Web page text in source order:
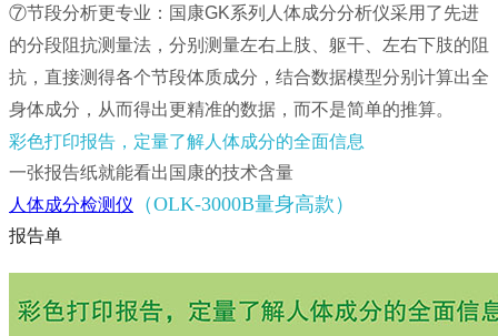
⑦节段分析更专业：国康GK系列人体成分分析仪采用了先进
的分段阻抗测量法，分别测量左右上肢、躯干、左右下肢的阻
抗，直接测得各个节段体质成分，结合数据模型分别计算出全
身体成分，从而得出更精准的数据，而不是简单的推算。
彩色打印报告，定量了解人体成分的全面信息
一张报告纸就能看出国康的技术含量
人体成分检测仪
（OLK-3000B量身高款）
报告单